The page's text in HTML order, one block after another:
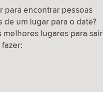
para encontrar pessoas
de um lugar para o date?
lugares para sair